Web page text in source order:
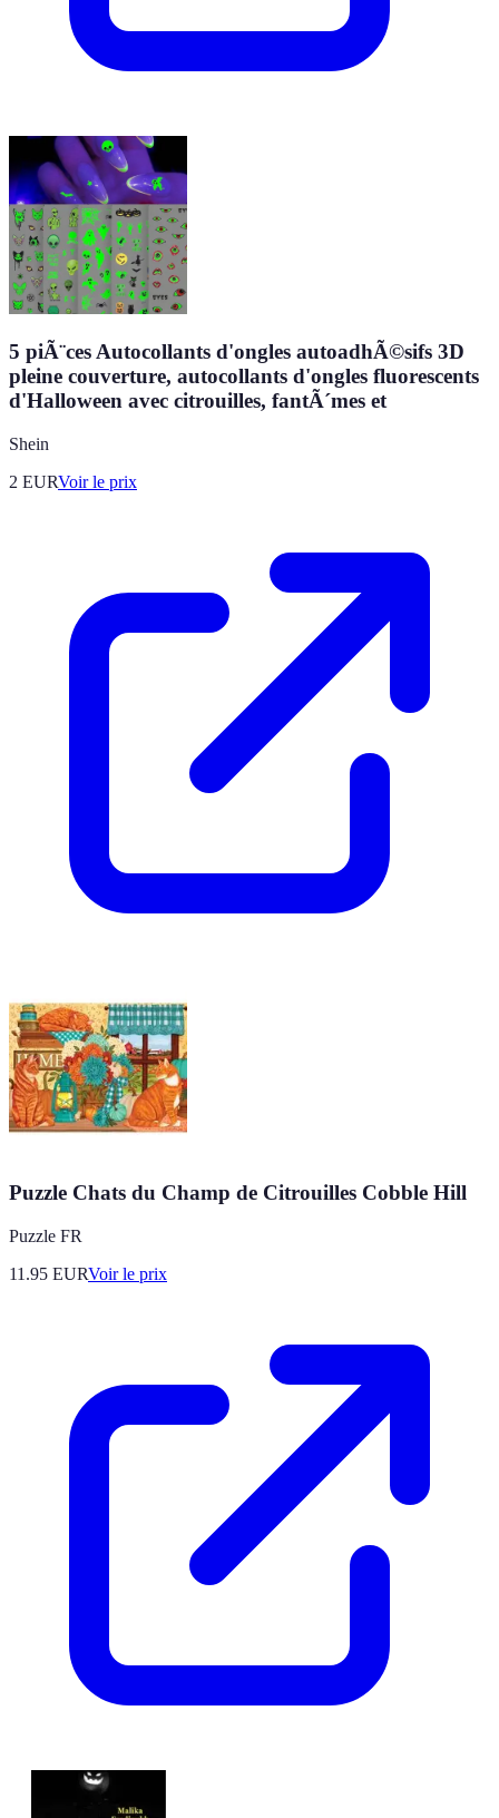
5 piÃ¨ces Autocollants d'ongles autoadhÃ©sifs 3D
pleine couverture, autocollants d'ongles fluorescents
d'Halloween avec citrouilles, fantÃ´mes et
Shein
2 EURVoir le prix
Puzzle Chats du Champ de Citrouilles Cobble Hill
Puzzle FR
11.95 EURVoir le prix